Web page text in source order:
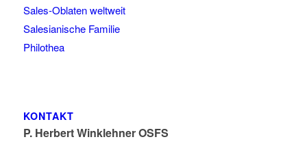
Sales-Oblaten weltweit
Salesianische Familie
Philothea
KONTAKT
P. Herbert Winklehner OSFS